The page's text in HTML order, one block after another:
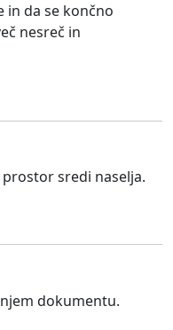
in da se končno
nesreč in
sredi naselja.
dokumentu.